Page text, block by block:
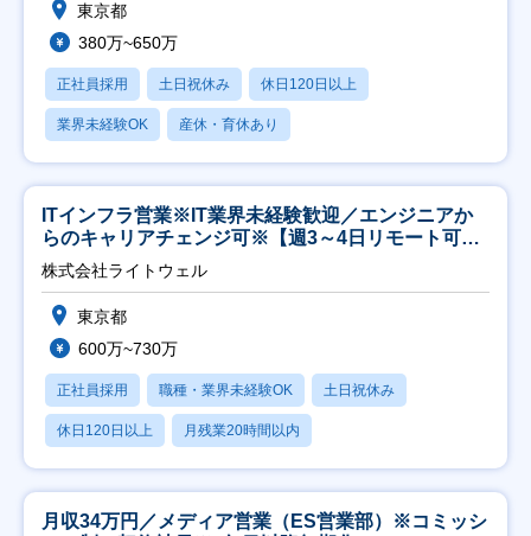
東京都
380万~650万
正社員採用 土日祝休み 休日120日以上
業界未経験OK 産休・育休あり
ITインフラ営業※IT業界未経験歓迎／エンジニアか
らのキャリアチェンジ可※【週3～4日リモート可
能】
株式会社ライトウェル
東京都
600万~730万
正社員採用 職種・業界未経験OK 土日祝休み
休日120日以上 月残業20時間以内
月収34万円／メディア営業（ES営業部）※コミッシ